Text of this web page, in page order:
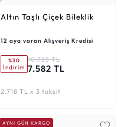
Altın Taşlı Çiçek Bileklik
12 aya varan Alışveriş Kredisi
%30
İndirim
10.785 TL
7.582 TL
2.718 TL x 3 taksit
AYNI GÜN KARGO